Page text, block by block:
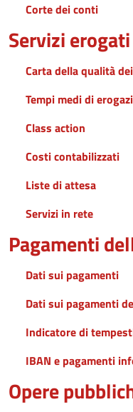
Corte dei conti
Servizi erogati
Carta della qualità
Tempi medi di
Class action
Costi contabilizzati
Liste di attesa
Servizi in rete
Pagamenti
Dati sui pagamenti
Dati sui pagamenti
Indicatore di
IBAN e pagamenti
Opere